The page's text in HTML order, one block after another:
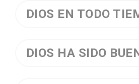
DIOS EN TODO
DIOS HA SIDO